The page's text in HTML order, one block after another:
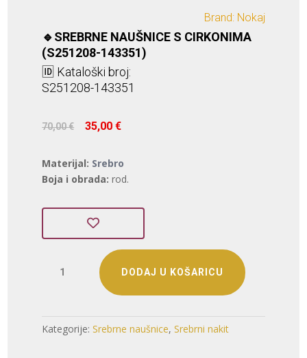
Brand: Nokaj
🔹SREBRNE NAUŠNICE S CIRKONIMA
(S251208-143351)
🆔 Kataloški broj:
S251208-143351
70,00€ Izvorna
cijena
bila
je:
70,00 €.
35,00€
Materijal: Srebro
Boja i obrada: rod.
NAUŠNICE
(S251208-
143351)
DODAJ U KOŠARICU
Kategorije:Srebrne naušnice,Srebrni nakit